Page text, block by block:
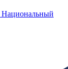
Национальный